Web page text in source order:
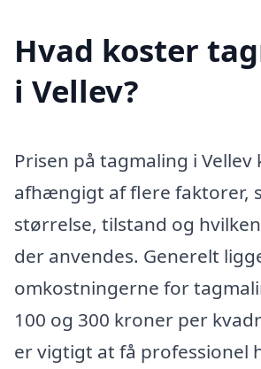
Hvad koster
i Vellev?
Prisen på tagmaling i Vellev
afhængigt af flere faktorer,
størrelse, tilstand og
der anvendes. Generelt
omkostningerne for
100 og 300 kroner per
er vigtigt at få professionel